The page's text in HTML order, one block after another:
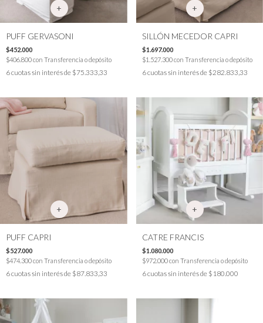
PUFF GERVASONI
$452.000
$406.800con Transferencia o depósito
6cuotas sin interés de $75.333,33
SILLÓN MECEDOR CAPRI
$1.697.000
$1.527.300con Transferencia o depósito
6cuotas sin interés de $282.833,33
PUFF CAPRI
$527.000
$474.300con Transferencia o depósito
6cuotas sin interés de $87.833,33
CATRE FRANCIS
$1.080.000
$972.000con Transferencia o depósito
6cuotas sin interés de $180.000